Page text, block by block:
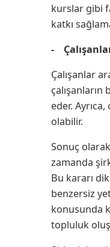
kurslar gibi
katkı
-
Çalışanlar
eder.
olabilir.
Sonuç
zamanda
Bu kararı
benzersiz
konusunda
topluluk